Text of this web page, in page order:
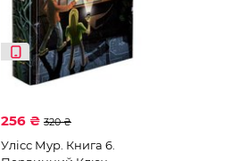
256 ₴ 320 ₴
Улісс Мур. Книга 6.